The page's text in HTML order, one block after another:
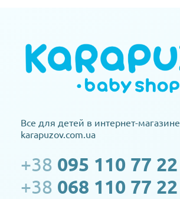
Все для детей в интернет-магазине
karapuzov.com.ua
+38 095 110 77 22
+38 068 110 77 22